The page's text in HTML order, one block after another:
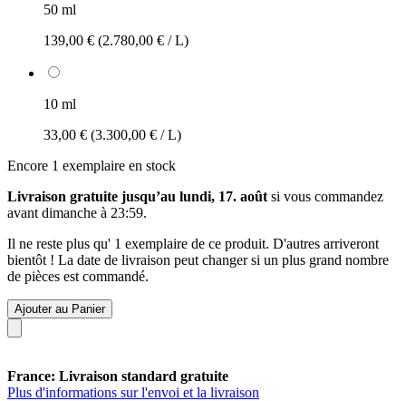
50 ml
139,00 € (2.780,00 € / L)
10 ml
33,00 € (3.300,00 € / L)
Encore 1 exemplaire en stock
Livraison gratuite jusqu’au lundi, 17. août si vous commandez
avant dimanche à 23:59.
Il ne reste plus qu' 1 exemplaire de ce produit. D'autres arriveront
bientôt ! La date de livraison peut changer si un plus grand nombre
de pièces est commandé.
Ajouter au Panier
France: Livraison standard gratuite
Plus d'informations sur l'envoi et la livraison